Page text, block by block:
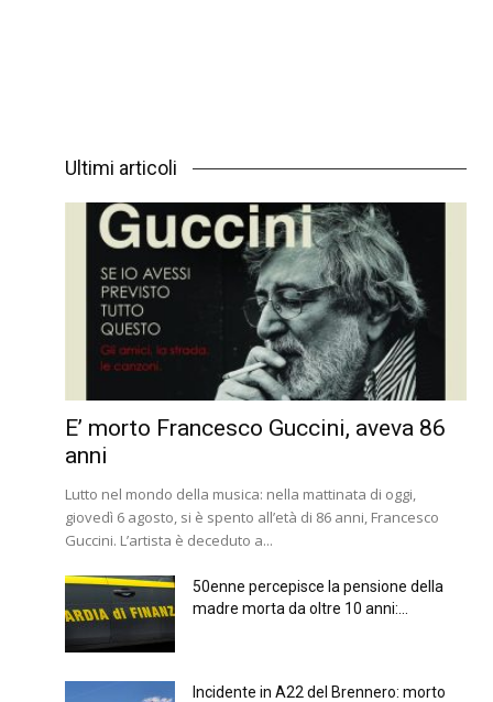
Ultimi articoli
E’ morto Francesco Guccini, aveva 86
anni
Lutto nel mondo della musica: nella mattinata di oggi,
giovedì 6 agosto, si è spento all’età di 86 anni, Francesco
Guccini. L’artista è deceduto a...
50enne percepisce la pensione della
madre morta da oltre 10 anni:...
Incidente in A22 del Brennero: morto